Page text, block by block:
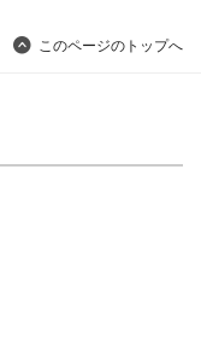
このページのトップへ